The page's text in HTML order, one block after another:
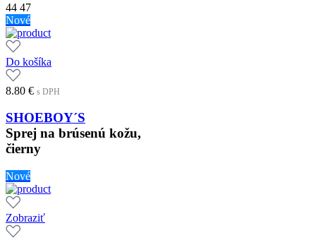
44 47
Nové
Do košíka
8.80 € s DPH
SHOEBOY´S
Sprej na brúsenú kožu,
čierny
Nové
Zobraziť